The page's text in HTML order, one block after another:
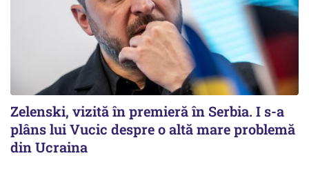
Zelenski, vizită în premieră în Serbia. I s-a
plâns lui Vucic despre o altă mare problemă
din Ucraina